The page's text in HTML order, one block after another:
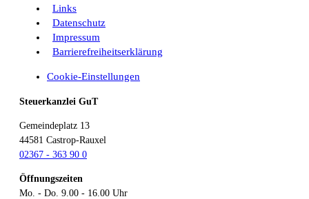
Links
Datenschutz
Impressum
Barrierefreiheitserklärung
Cookie-Einstellungen
Steuerkanzlei GuT
Gemeindeplatz 13
44581 Castrop-Rauxel
02367 - 363 90 0
Öffnungszeiten
Mo. - Do. 9.00 - 16.00 Uhr